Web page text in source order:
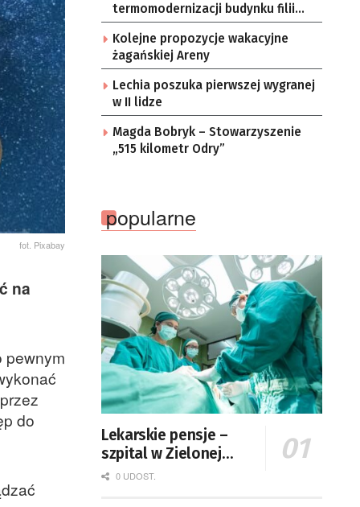
fot. Pixabay
na
pewnym
do
termomodernizacji budynku filii
żarskiego przedszkola Bajka
Kolejne propozycje wakacyjne
żagańskiej Areny
Lechia poszuka pierwszej wygranej
w II lidze
Magda Bobryk – Stowarzyszenie
„515 kilometr Odry”
popularne
Lekarskie pensje –
szpital w Zielonej
Górze podaje dane
0 UDOST.